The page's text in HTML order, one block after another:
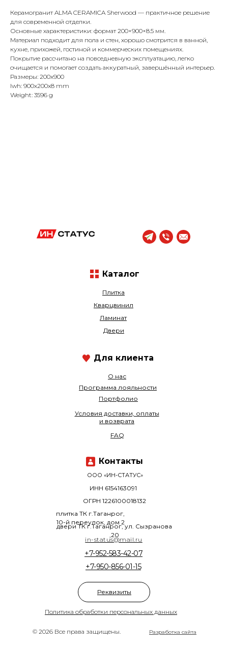
Керамогранит ALMA CERAMICA Sherwood — практичное решение
для современной отделки.
Основные характеристики: формат 200×900×8.5 мм.
Материал подходит для пола и стен, хорошо смотрится в ванной,
кухне, прихожей, гостиной и коммерческих помещениях.
Покрытие рассчитано на повседневную эксплуатацию, легко
очищается и помогает создать аккуратный, завершённый интерьер.
Размеры: 200x900
lwh: 900x200x8 mm
Weight: 3596 g
© 2026 Все права защищены.
Политика обработки персональных данных
Плитка
Кварцвинил
+7-950-856-01-15
+7-952-583-42-07
О нас
Ламинат
Программа лояльности
Двери
Портфолио
ООО «ИН-СТАТУС»
плитка ТК г.Таганрог,
10-й переулок, дом 2
двери ТК г.Таганрог, ул. Сызранова
,20
ОГРН 1226100018132
ИНН 6154163091
Разработка сайта
Условия доставки, оплаты
и возврата
FAQ
Каталог
in-status@mail.ru
Контакты
Для клиента
Реквизиты